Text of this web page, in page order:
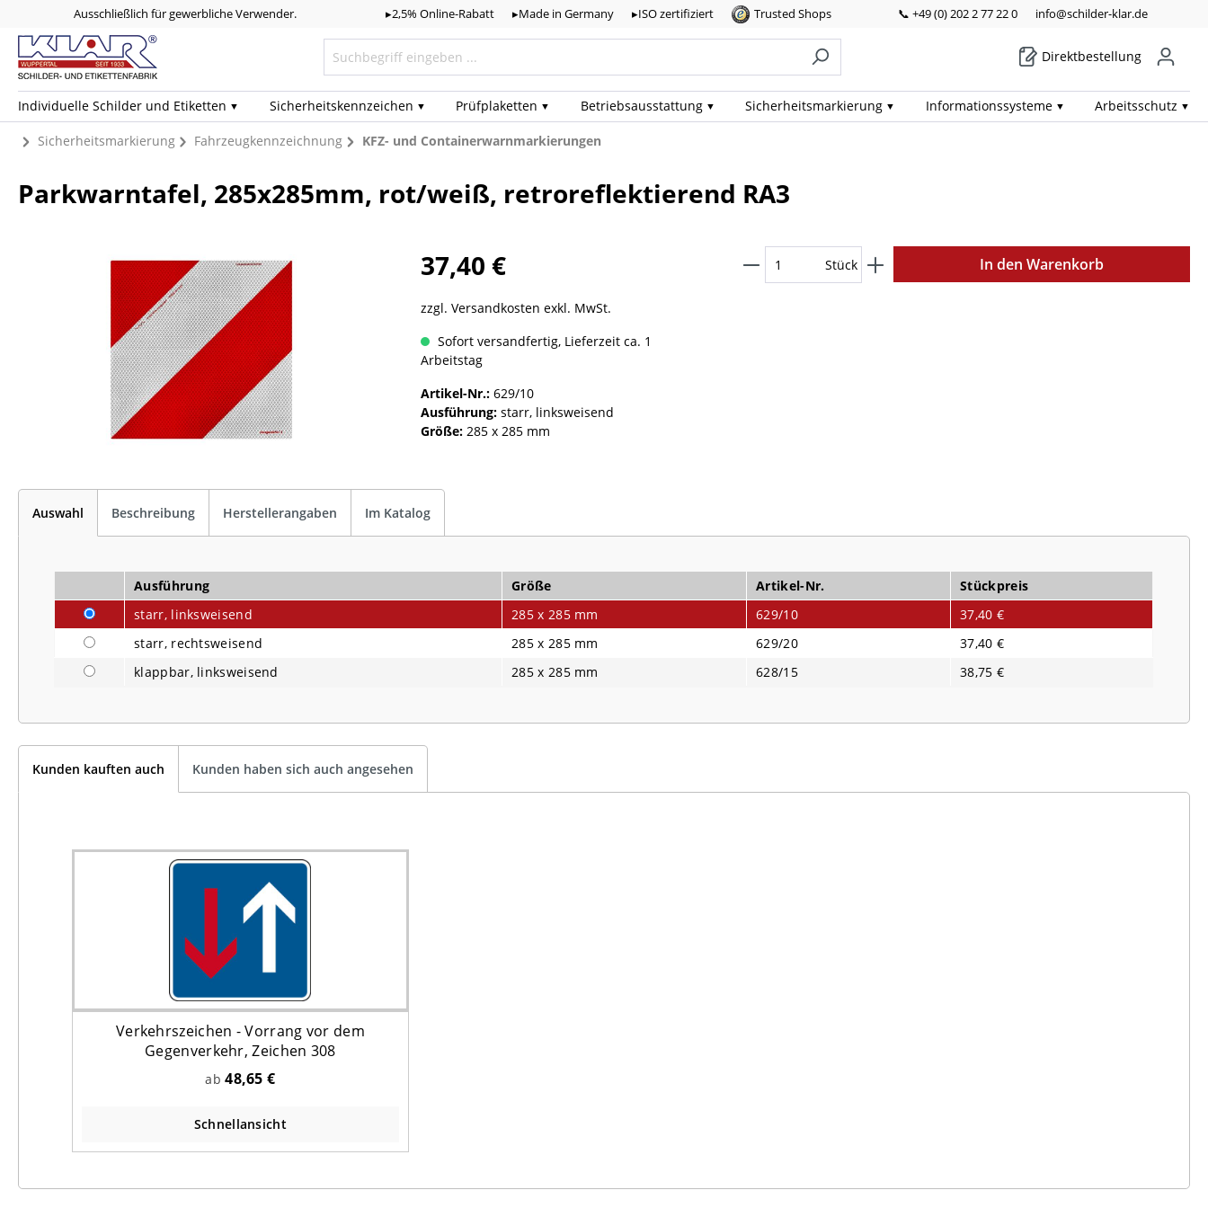
Ausschließlich für gewerbliche Verwender. ▸2,5% Online-Rabatt ▸Made in Germany ▸ISO zertifiziert Trusted Shops 📞 +49 (0) 202 2 77 22 0 info@schilder-klar.de
Direktbestellung
Individuelle Schilder und Etiketten Sicherheits­kennzeichen Prüf­plaketten Betriebs­ausstattung Sicherheits­markierung Informations­systeme Arbeits­schutz
Sicherheitsmarkierung Fahrzeugkennzeichnung KFZ- und Containerwarnmarkierungen
Parkwarntafel, 285x285mm, rot/weiß, retroreflektierend RA3
37,40 €
zzgl. Versandkosten exkl. MwSt.
Stück In den Warenkorb
Sofort versandfertig, Lieferzeit ca. 1
Arbeitstag
Artikel-Nr.: 629/10
Ausführung: starr, linksweisend
Größe: 285 x 285 mm
Auswahl Beschreibung Herstellerangaben Im Katalog
Ausführung Größe Artikel-Nr.
Stückpreis
starr, linksweisend
285 x 285 mm 629/10
37,40 €
starr, rechtsweisend
285 x 285 mm 629/20
37,40 €
klappbar, linksweisend
285 x 285 mm 628/15 38,75 €
Kunden kauften auch Kunden haben sich auch angesehen
Verkehrszeichen - Vorrang vor dem
Gegenverkehr, Zeichen 308
ab48,65 €
Schnellansicht